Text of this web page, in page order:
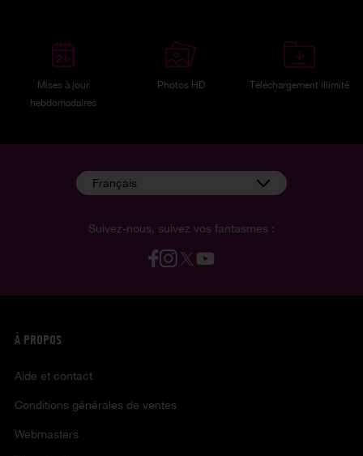
Mises à jour
hebdomadaires
Photos HD Téléchargement illimité
Suivez-nous, suivez vos fantasmes :
Français
À PROPOS
Aide et contact
Conditions générales de ventes
Webmasters